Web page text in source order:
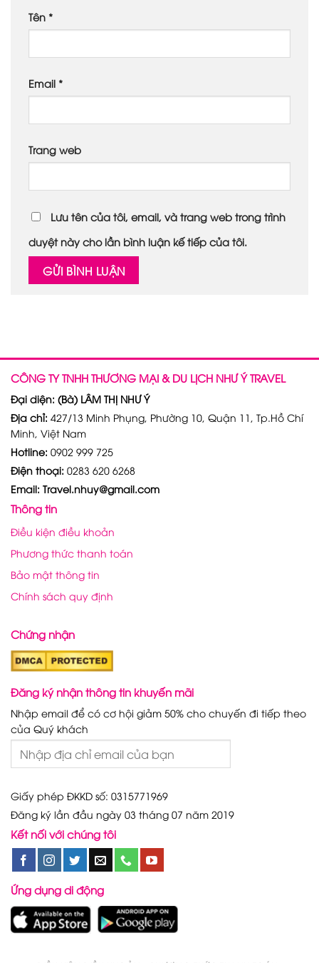
Tên *
Email *
Trang web
Lưu tên của tôi, email, và trang web trong trình
duyệt này cho lần bình luận kế tiếp của tôi.
CÔNG TY TNHH THƯƠNG MẠI & DU LỊCH NHƯ Ý TRAVEL
Đại diện: (Bà) LÂM THỊ NHƯ Ý
Địa chỉ: 427/13 Minh Phụng, Phường 10, Quận 11, Tp.Hồ Chí
Minh, Việt Nam
Hotline: 0902 999 725
Điện thoại: 0283 620 6268
Email: Travel.nhuy@gmail.com
Thông tin
Điều kiện điều khoản
Phương thức thanh toán
Bảo mật thông tin
Chính sách quy định
Chứng nhận
Đăng ký nhận thông tin khuyến mãi
Nhập email để có cơ hội giảm 50% cho chuyến đi tiếp theo
của Quý khách
Giấy phép ĐKKD số: 0315771969
Đăng ký lần đầu ngày 03 tháng 07 năm 2019
Kết nối với chúng tôi
Ứng dụng di động